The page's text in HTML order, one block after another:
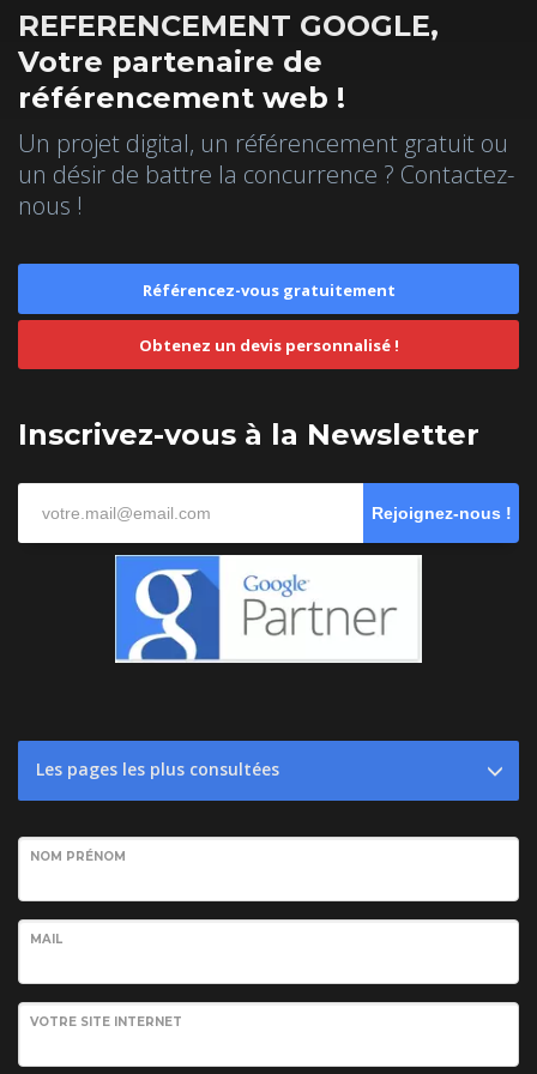
REFERENCEMENT GOOGLE,
Votre partenaire de
référencement web !
Un projet digital, un référencement gratuit ou
un désir de battre la concurrence ? Contactez-
nous !
Référencez-vous gratuitement
Obtenez un devis personnalisé !
Inscrivez-vous à la Newsletter
Rejoignez-nous !
Les pages les plus consultées
NOM PRÉNOM
MAIL
VOTRE SITE INTERNET